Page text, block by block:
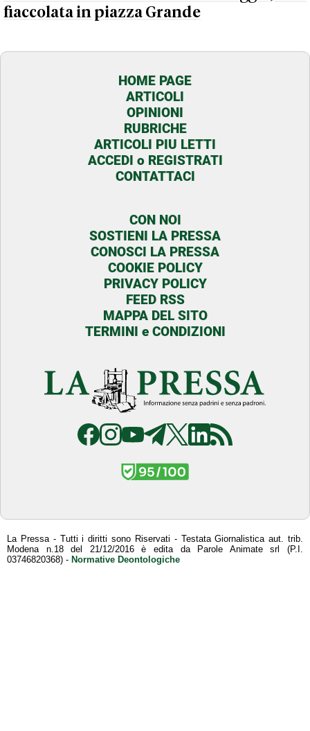
fiaccolata in piazza Grande
HOME PAGE
ARTICOLI
OPINIONI
RUBRICHE
ARTICOLI PIU LETTI
ACCEDI o REGISTRATI
CONTATTACI
CON NOI
SOSTIENI LA PRESSA
CONOSCI LA PRESSA
COOKIE POLICY
PRIVACY POLICY
FEED RSS
MAPPA DEL SITO
TERMINI e CONDIZIONI
La Pressa - Tutti i diritti sono Riservati - Testata Giornalistica aut. trib.
Modena n.18 del 21/12/2016 è edita da Parole Animate srl (P.I.
03746820368) - Normative Deontologiche